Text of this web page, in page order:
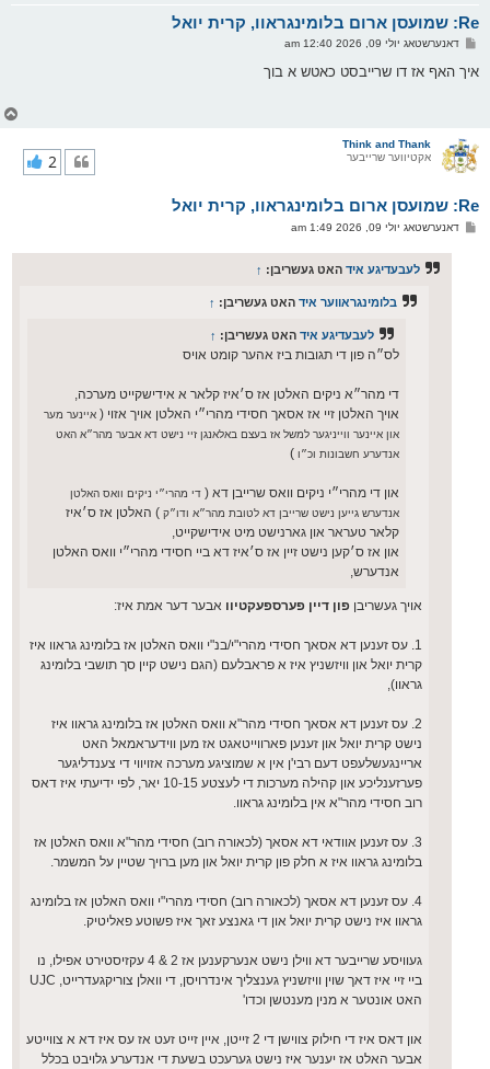
Re: שמועסן ארום בלומינגראוו, קרית יואל
פ
ו
ס
דאנערשטאג יולי 09, 2026 12:40 am
איך האף אז דו שרייבסט כאטש א בוך
Think and Thank
אקטיווער שרייבער
Re: שמועסן ארום בלומינגראוו, קרית יואל
2
פדאנערשטאג יולי 09, 2026 1:49 am
לעבעדיגע איד האט געשריבן: ↑
בלומינגראווער איד האט געשריבן: ↑
לעבעדיגע איד האט געשריבן: ↑
לס״ה פון די תגובות ביז אהער קומט אויס
די מהר״א ניקים האלטן אז ס׳איז קלאר א אידישקייט מערכה,
אויך האלטן זיי אז אסאך חסידי מהרי״י האלטן אויך אזוי ( איינער מער
און איינער ווייניגער למשל אז בעצם באלאנגן זיי נישט דא אבער מהר״א האט
אנדערע חשבונות וכ״ו )
און די מהרי״י ניקים וואס שרייבן דא ( די מהרי״י ניקים וואס האלטן
אנדערש גייען נישט שרייבן דא לטובת מהר״א ודו״ק ) האלטן אז ס׳איז
קלאר טעראר און גארנישט מיט אידישקייט,
און אז ס׳קען נישט זיין אז ס׳איז דא ביי חסידי מהרי״י וואס האלטן
אנדערש,
אויך געשריבן פון דיין פערספעקטיוו אבער דער אמת איז:
1. עס זענען דא אסאך חסידי מהרי"י/בנ"י וואס האלטן אז בלומינג גראוו איז
קרית יואל און וויזשניץ איז א פראבלעם (הגם נישט קיין סך תושבי בלומינג
גראוו),
2. עס זענען דא אסאך חסידי מהר"א וואס האלטן אז בלומינג גראוו איז
נישט קרית יואל און זענען פארווייטאגט אז מען ווידעראמאל האט
אריינגעשלעפט דעם רבי'ן אין א שמוציגע מערכה אזויווי די צענדליגער
פערזענליכע און קהילה מערכות די לעצטע 10-15 יאר, לפי ידיעתי איז דאס
רוב חסידי מהר"א אין בלומינג גראוו.
3. עס זענען אוודאי דא אסאך (לכאורה רוב) חסידי מהר"א וואס האלטן אז
בלומינג גראוו איז א חלק פון קרית יואל און מען ברויך שטיין על המשמר.
4. עס זענען דא אסאך (לכאורה רוב) חסידי מהרי"י וואס האלטן אז בלומינג
גראוו איז נישט קרית יואל און די גאנצע זאך איז פשוטע פאליטיק.
געוויסע שרייבער דא ווילן נישט אנערקענען אז 2 & 4 עקזיסטירט אפילו, נו
ביי זיי איז דאך שוין וויזשניץ גענצליך אינדרויסן, די וואלן צוריקגעדרייט, UJC
האט אונטער א מנין מענטשן וכדו'
און דאס איז די חילוק צווישן די 2 זייטן, איין זייט זעט אז עס איז דא א צווייטע
אבער האלט אז יענער איז נישט גערעכט בשעת די אנדערע גלויבט בכלל